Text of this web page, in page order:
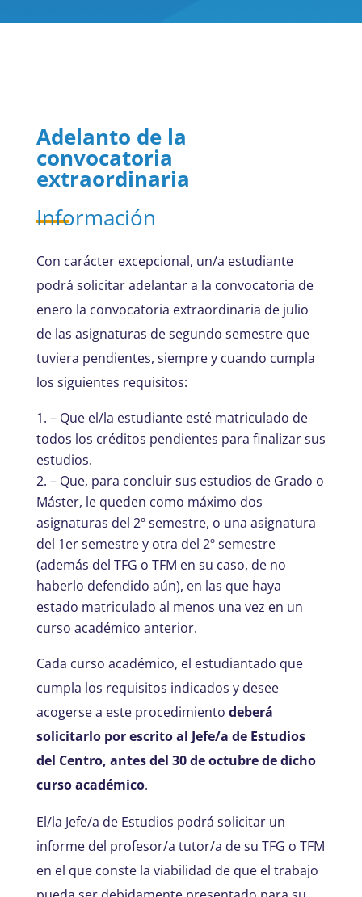
Adelanto de la
convocatoria
extraordinaria
Información
Con carácter excepcional, un/a estudiante
podrá solicitar adelantar a la convocatoria de
enero la convocatoria extraordinaria de julio
de las asignaturas de segundo semestre que
tuviera pendientes, siempre y cuando cumpla
los siguientes requisitos:
– Que el/la estudiante esté matriculado de
todos los créditos pendientes para finalizar sus
estudios.
– Que, para concluir sus estudios de Grado o
Máster, le queden como máximo dos
asignaturas del 2º semestre, o una asignatura
del 1er semestre y otra del 2º semestre
(además del TFG o TFM en su caso, de no
haberlo defendido aún), en las que haya
estado matriculado al menos una vez en un
curso académico anterior.
Cada curso académico, el estudiantado que
cumpla los requisitos indicados y desee
acogerse a este procedimiento deberá
solicitarlo por escrito al Jefe/a de Estudios
del Centro, antes del 30 de octubre de dicho
curso académico.
El/la Jefe/a de Estudios podrá solicitar un
informe del profesor/a tutor/a de su TFG o TFM
en el que conste la viabilidad de que el trabajo